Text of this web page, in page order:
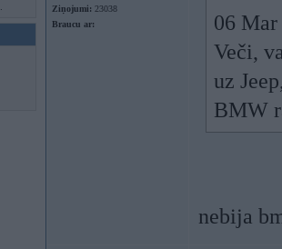
Ziņojumi: 23038
Braucu ar:
06
Veči,
uz
BMW
nebija